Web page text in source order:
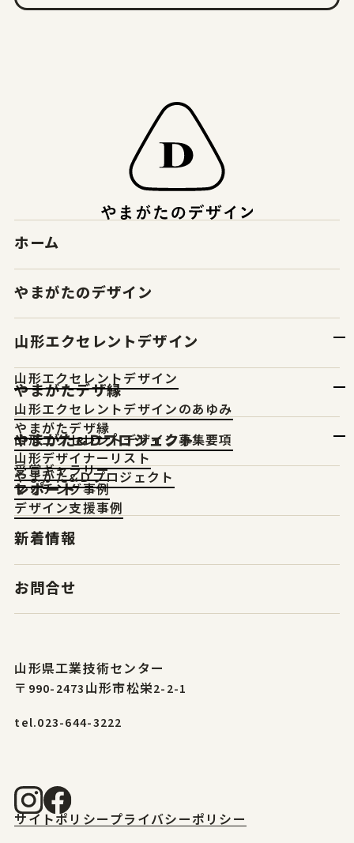
ホーム
やまがたのデザイン
山形エクセレントデザイン
山形エクセレントデザイン
山形エクセレントデザインのあゆみ
山形エクセレントデザイン募集要項
受賞ギャラリー
やまがたデザ縁
やまがたデザ縁
山形デザイナーリスト
マッチング事例
やまがた&Ｄプロジェクト
やまがた&Ｄプロジェクト
デザイン支援事例
レポート
新着情報
お問合せ
山形県工業技術センター
〒990-2473山形市松栄2-2-1
tel.023-644-3222
サイトポリシープライバシーポリシー